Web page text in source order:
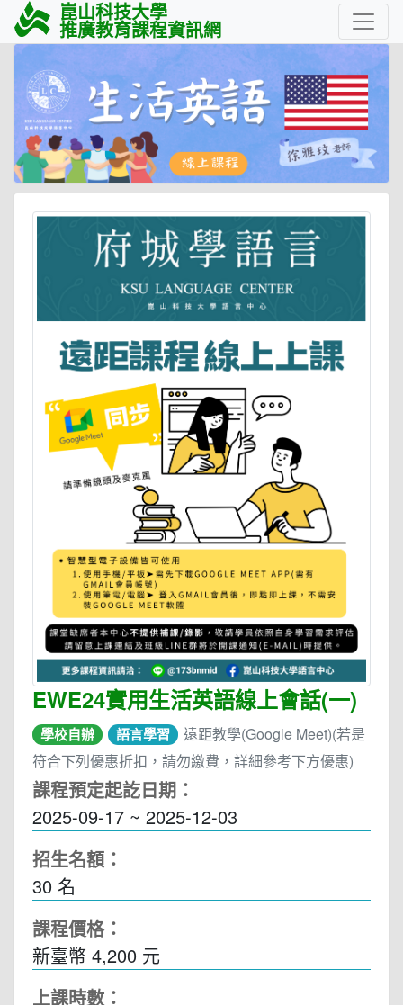
崑山科技大學
推廣教育課程資訊網
EWE24實用生活英語線上會話(一)
學校自辦 語言學習
遠距教學(Google Meet)(若是
符合下列優惠折扣，請勿繳費，詳細參考下方優惠)
課程預定起訖日期：
2025-09-17 ~ 2025-12-03
招生名額：
30 名
課程價格：
新臺幣 4,200 元
上課時數：